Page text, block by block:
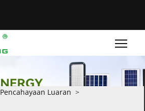
Pencahayaan Luaran >